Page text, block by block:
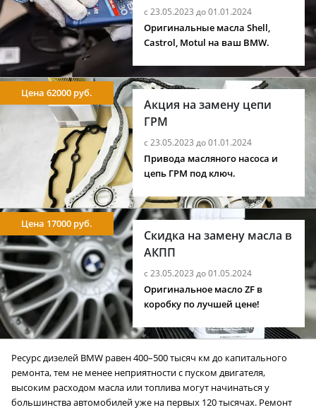
с 23.05.2023 до 01.01.2024
Оригинальные масла Shell,
Castrol, Motul на ваш BMW.
Акция на замену цепи
ГРМ
с 23.05.2023 до 01.01.2024
Цена 62000 руб.
Привода масляного насоса и
цепь ГРМ под ключ.
Скидка на замену масла в
АКПП
с 23.05.2023 до 01.05.2024
Цена 17000 руб.
Оригинальное масло ZF в
коробку по лучшей цене!
Ресурс дизелей BMW равен 400–500 тысяч км до капитального
ремонта, тем не менее неприятности с пуском двигателя,
высоким расходом масла или топлива могут начинаться у
большинства автомобилей уже на первых 120 тысячах. Ремонт